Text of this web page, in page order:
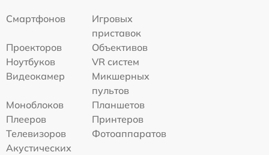
Смартфонов
Игровых
приставок
Проекторов
Объективов
Ноутбуков
VR систем
Видеокамер
Микшерных
пультов
Моноблоков
Планшетов
Плееров
Принтеров
Телевизоров
Фотоаппаратов
Акустических